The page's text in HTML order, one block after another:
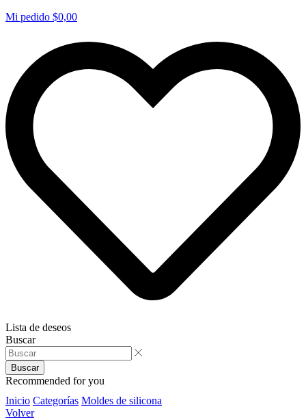
Mi pedido $0,00
Lista de deseos
Buscar
Buscar
Recommended for you
Inicio Categorías Moldes de silicona
Volver